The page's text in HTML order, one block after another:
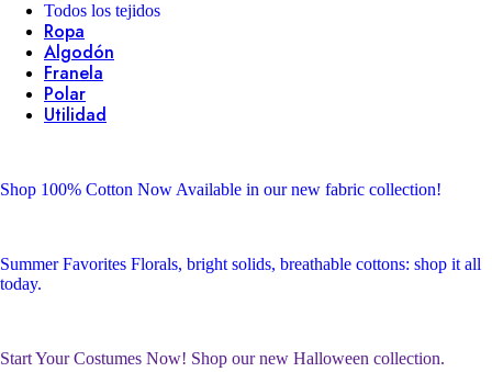
Todos los tejidos
Ropa
Algodón
Franela
Polar
Utilidad
Shop 100% Cotton Now Available in our new fabric collection!
Summer Favorites Florals, bright solids, breathable cottons: shop it all
today.
Start Your Costumes Now! Shop our new Halloween collection.